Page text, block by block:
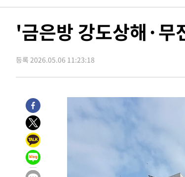
-24799초 전 >[속보]합수본, '투표율 허위 입력' 중앙·서
-24350초 전 >[속보]삼성전자·SK하이닉스 동반 강보합
-24304초 전 >[속보]코스피, 6300선 재탈환…1.09% 오른
-21469초 전 >시리아 다마스쿠스 교외에서 미니버스 폭
-15731초 전 >
례 큰 폭발음
-14446초 전 >
발효
-12597초 전 >
-10297초 전 >
[속보] 뉴욕증시, 일제 하락 마감…나스닥
-31495초 전 >
[속보]'채상병 순직 책임' 임성근, 항소심도
-31361초 전 >
[속보]종합특검, '관저이전 봐주기 감사' 유
'금은방 강도상해·무
등록 2026.05.06 11:23:18